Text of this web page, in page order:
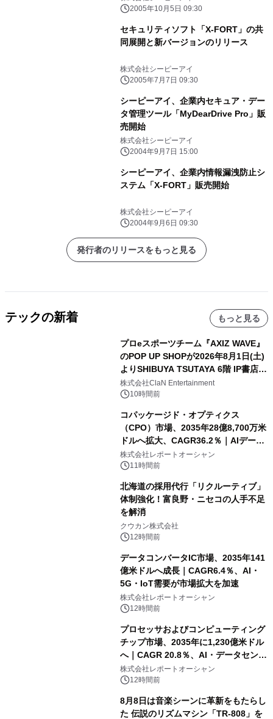
2005年10月5日 09:30
セキュリティソフト「X-FORT」の共
同展開と新バージョンのリリース
株式会社シーピーアイ
2005年7月7日 09:30
シーピーアイ、企業内セキュア・デー
タ管理ツール「MyDearDrive Pro」販
売開始
株式会社シーピーアイ
2004年9月7日 15:00
シーピーアイ、企業内情報漏洩防止シ
ステム「X-FORT」販売開始
株式会社シーピーアイ
2004年9月6日 09:30
発行者のリリースをもっと見る
テックの新着 もっと見る
プロeスポーツチーム『AXIZ WAVE』
のPOP UP SHOPが2026年8月1日(土)
よりSHIBUYA TSUTAYA 6階 IP書店で
開催決定！！
株式会社ClaN Entertainment
10時間前
コパッケージド・オプティクス
（CPO）市場、2035年28億8,700万米
ドルへ拡大、CAGR36.2％｜AIデータ
センター・高速光通信需要が成長を加
速
株式会社レポートオーシャン
11時間前
北海道の採用代行「リクルーティブ」
体制強化！富良野・ニセコの人手不足
を解消
クウカン株式会社
12時間前
データコンバータIC市場、2035年141
億米ドルへ成長｜CAGR6.4％、AI・
5G・IoT需要が市場拡大を加速
株式会社レポートオーシャン
12時間前
プロセッサおよびコンピューティング
チップ市場、2035年に1,230億米ドル
へ｜CAGR 20.8％、AI・データセンタ
ー需要が成長を牽引
株式会社レポートオーシャン
12時間前
8月8日は音楽シーンに革新をもたらし
た 伝説のリズムマシン「TR-808」を